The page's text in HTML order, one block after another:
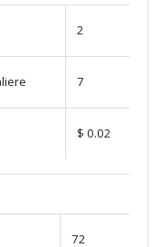
2
7
$ 0.02
72